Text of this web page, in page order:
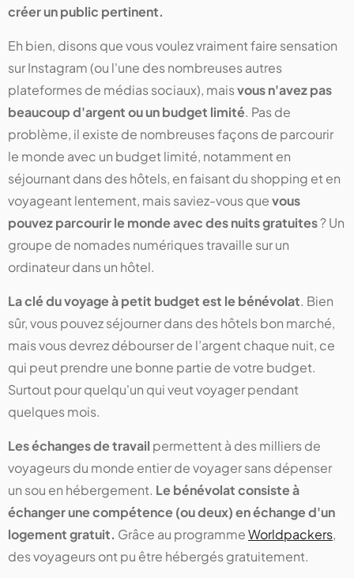
créer un public pertinent.
Eh bien, disons que vous voulez vraiment faire sensation
sur Instagram (ou l'une des nombreuses autres
plateformes de médias sociaux), maisvous n'avez pas
beaucoup d'argent ou un budget limité. Pas de
problème, il existe de nombreuses façons de parcourir
le monde avec un budget limité, notamment en
séjournant dans des hôtels, en faisant du shopping et en
voyageant lentement, mais saviez-vous quevous
pouvez parcourir le monde avec des nuits gratuites? Un
groupe de nomades numériques travaille sur un
ordinateur dans un hôtel.
La clé du voyage à petit budget est le bénévolat. Bien
sûr, vous pouvez séjourner dans des hôtels bon marché,
mais vous devrez débourser de l’argent chaque nuit, ce
qui peut prendre une bonne partie de votre budget.
Surtout pour quelqu'un qui veut voyager pendant
quelques mois.
Les échanges de travail permettent à des milliers de
voyageurs du monde entier de voyager sans dépenser
un sou en hébergement. Le bénévolat consiste à
échanger une compétence (ou deux) en échange d'un
logement gratuit. Grâce au programmeWorldpackers,
des voyageurs ont pu être hébergés gratuitement.